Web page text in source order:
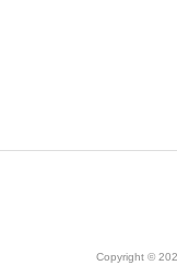
Copyright ©